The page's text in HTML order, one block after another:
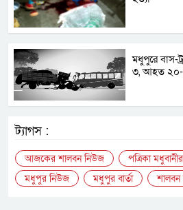
মধুপুরে বাস-
৩, আহত
ট্যাগস :
আজকের শালবন নিউজ
পত্রিকা
মধুপুর নিউজ
মধুপুর বার্তা শালবন